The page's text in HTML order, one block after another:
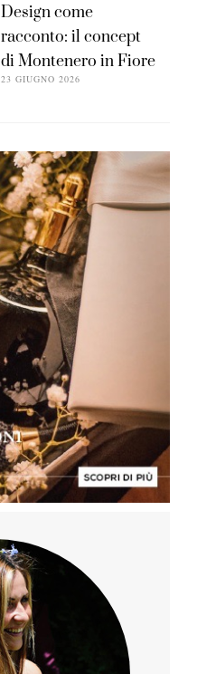
Design come
racconto: il concept
di Montenero in Fiore
23 GIUGNO 2026